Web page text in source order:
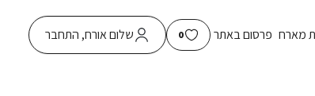
מארח פרסום באתר 0 שלום אורח, התחבר